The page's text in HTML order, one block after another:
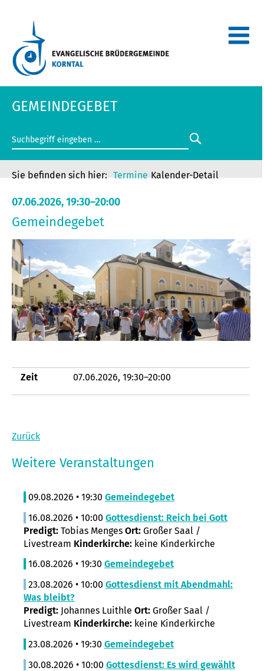
GEMEINDEGEBET
Termine Kalender-Detail
07.06.2026, 19:30–20:00
Gemeindegebet
Zeit 07.06.2026, 19:30–20:00
Zurück
Weitere Veranstaltungen
09.08.2026 • 19:30 Gemeindegebet
16.08.2026 • 10:00 Gottesdienst: Reich bei Gott
Predigt: Tobias Menges Ort: Großer Saal /
Livestream Kinderkirche: keine Kinderkirche
16.08.2026 • 19:30 Gemeindegebet
23.08.2026 • 10:00 Gottesdienst mit Abendmahl:
Was bleibt?
Predigt: Johannes Luithle Ort: Großer Saal /
Livestream Kinderkirche: keine Kinderkirche
23.08.2026 • 19:30 Gemeindegebet
30.08.2026 • 10:00 Gottesdienst: Es wird gewählt